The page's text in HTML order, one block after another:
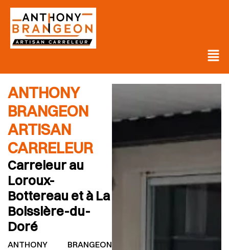
ANTHONY
BRANGEON
ARTISAN
CARRELEUR
Carreleur au
Loroux-
Bottereau et à La
Boissière-du-
Doré
ANTHONY BRANGEON